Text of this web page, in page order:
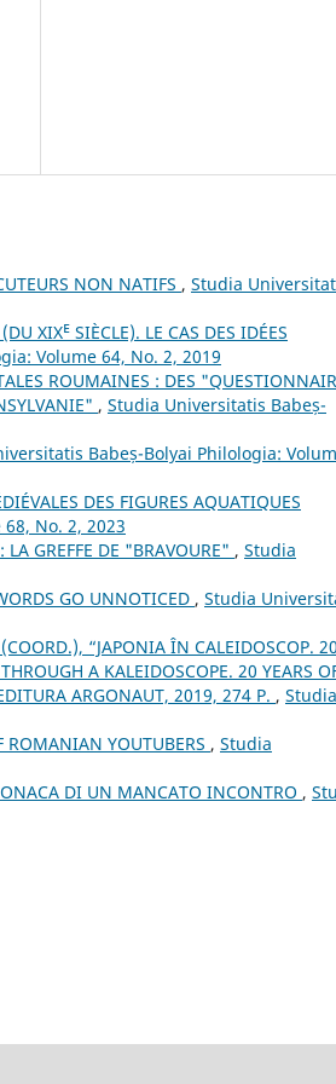
NON NATIFS , Studia
XIXᴱ SIÈCLE). LE CAS DES IDÉES
Volume 64, No. 2, 2019
ROUMAINES : DES
, Studia Universitatis Babeș-
Babeș-Bolyai Philologia:
DES FIGURES AQUATIQUES
No. 2, 2023
LA GREFFE DE "BRAVOURE" , Studia
GO UNNOTICED , Studia
“JAPONIA ÎN CALEIDOSCOP.
A KALEIDOSCOPE. 20 YEARS
ARGONAUT, 2019, 274 P. , Studia
ROMANIAN YOUTUBERS , Studia
DI UN MANCATO INCONTRO ,